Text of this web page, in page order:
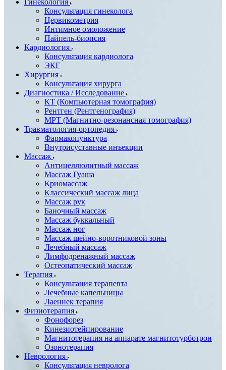
Гинекология
Консультация гинеколога
Цервикометрия
Интимное омоложение
Пайпель-биопсия
Кардиология
Консультация кардиолога
ЭКГ
Хирургия
Консультация хирурга
Диагностика / Исследование
КТ (Компьютерная томография)
Рентген (Рентгенография)
МРТ (Магнитно-резонансная томография)
Травматология-ортопедия
Фармакопунктура
Внутрисуставные инъекции
Массаж
Антицеллюлитный массаж
Массаж Гуаша
Криомассаж
Классический массаж лица
Массаж рук
Баночный массаж
Массаж буккальный
Массаж ног
Массаж шейно-воротниковой зоны
Лечебный массаж
Лимфодренажный массаж
Остеопатический массаж
Терапия
Консультация терапевта
Лечебные капельницы
Лаеннек терапия
Физиотерапия
Фонофорез
Кинезиотейпирование
Магнитотерапия на аппарате магнитотурботрон
Озонотерапия
Неврология
Консультация невролога